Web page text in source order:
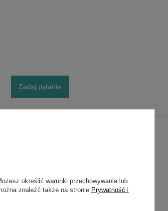
Zadaj pytanie
określić warunki przechowywania lub
znaleźć także na stronie Prywatność i